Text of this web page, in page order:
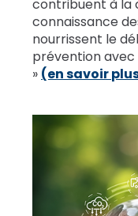
contribuent à la
connaissance
nourrissent le
prévention avec
» (en savoir